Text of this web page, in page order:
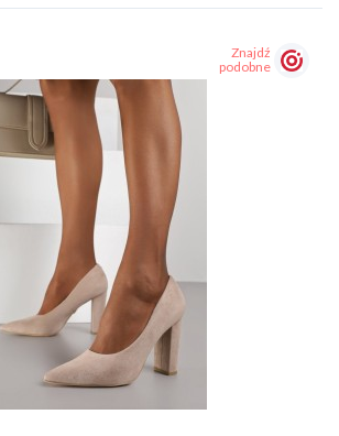
Znajdź
podobne